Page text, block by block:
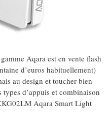
Aqara est en vente flash
d’euros habituellement)
au design et toucher bien
d’appuis et combinaison
Aqara Smart Light